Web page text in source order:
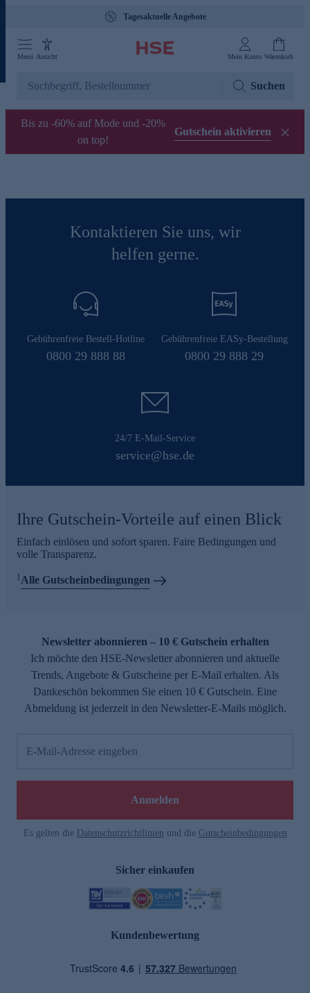
Tagesaktuelle Angebote
Menü Ansicht Mein Konto Warenkorb
Suchen
Bis zu -60% auf Mode und -20%
on top!
Gutschein aktivieren
Kontaktieren Sie uns, wir
helfen gerne.
Gebührenfreie Bestell-Hotline
0800 29 888 88
Gebührenfreie EASy-Bestellung
0800 29 888 29
24/7 E-Mail-Service
service@hse.de
Ihre Gutschein-Vorteile auf einen Blick
Einfach einlösen und sofort sparen. Faire Bedingungen und
volle Transparenz.
1Alle Gutscheinbedingungen
Newsletter abonnieren – 10 € Gutschein erhalten
Ich möchte den HSE-Newsletter abonnieren und aktuelle
Trends, Angebote & Gutscheine per E-Mail erhalten. Als
Dankeschön bekommen Sie einen 10 € Gutschein. Eine
Abmeldung ist jederzeit in den Newsletter-E-Mails möglich.
E-Mail-Adresse eingeben
Anmelden
Es gelten die Datenschutzrichtlinien und die Gutscheinbedingungen
Sicher einkaufen
Kundenbewertung